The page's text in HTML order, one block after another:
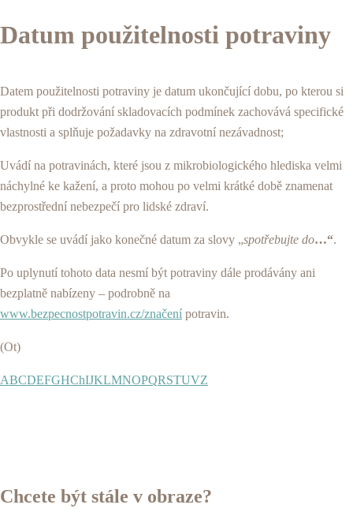
Datum použitelnosti potraviny
Datem použitelnosti potraviny je datum ukončující dobu, po kterou si
produkt při dodržování skladovacích podmínek zachovává specifické
vlastnosti a splňuje požadavky na zdravotní nezávadnost;
Uvádí na potravinách, které jsou z mikrobiologického hlediska velmi
náchylné ke kažení, a proto mohou po velmi krátké době znamenat
bezprostřední nebezpečí pro lidské zdraví.
Obvykle se uvádí jako konečné datum za slovy „spotřebujte do…“.
Po uplynutí tohoto data nesmí být potraviny dále prodávány ani
bezplatně nabízeny – podrobně na
www.bezpecnostpotravin.cz/značení potravin.
(Ot)
ABCDEFGHChIJKLMNOPQRSTUVZ
Chcete být stále v obraze?